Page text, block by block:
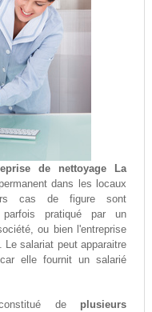
de nettoyage La
dans les locaux
cas de figure sont
pratiqué par un
ou bien l'entreprise
salariat peut apparaitre
elle fournit un salarié
de plusieurs